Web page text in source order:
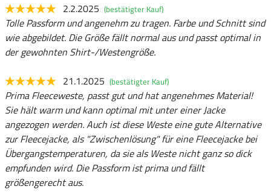
2.2.2025 (bestätigter Kauf)
Tolle Passform und angenehm zu tragen. Farbe und Schnitt sind
wie abgebildet. Die Größe fällt normal aus und passt optimal in
der gewohnten Shirt-/Westengröße.
21.1.2025 (bestätigter Kauf)
Prima Fleeceweste, passt gut und hat angenehmes Material!
Sie hält warm und kann optimal mit unter einer Jacke
angezogen werden. Auch ist diese Weste eine gute Alternative
zur Fleecejacke, als "Zwischenlösung" für eine Fleecejacke bei
Übergangstemperaturen, da sie als Weste nicht ganz so dick
empfunden wird. Die Passform ist prima und fällt
größengerecht aus.